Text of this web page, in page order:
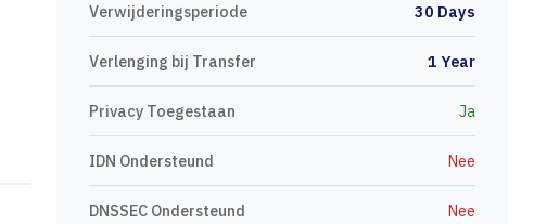
Verwijderingsperiode 30 Days
Verlenging bij Transfer 1 Year
Privacy Toegestaan Ja
IDN Ondersteund Nee
DNSSEC Ondersteund Nee